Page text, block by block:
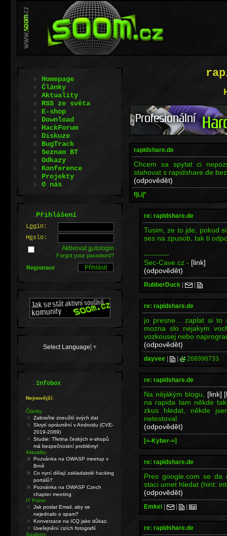
rapidshare.de
Chcem sa spytat ci
stahovat s rapidshare.de
(odpovědět)
f|Li|*
re: rapidshare.de
Tusim, ze to jde, pokud
ses na zpusob, tak ti
----------
Sec-Cave.cz - [link]
(odpovědět)
RubberDuck | |
re: rapidshare.de
jo presne... zaplat si to
mozna slo nejakym
vozkousej nebo
(odpovědět)
dayvee | | 268998733
re: rapidshare.de
Na nějákým blogu, [link]
na rapida tam někde
zkus hledat, někde
netestoval
(odpovědět)
[=-Kyber-=]
re: rapidshare.de
Pres google.com se da
staci umet hledat (hint:
(odpovědět)
Emkei | | |
re: rapidshare.de
Homepage
Články
Aktuality
RSS ze světa
E-shop
Download
HackForum
Diskuze
BugTrack
Seznam BT
Odkazy
Konference
Projekty
O nás
.Přihlášení
Login:
Heslo:
Aktivovatautologin
Forgot your password?
Registrace
Select Language ▼
.Infobox
Nejnovější:
Články:
Zabraňte zneužití svých dat
Skrytí oprávnění v Androidu (CVE-
2019-2089)
Studie: Třetina českých e-shopů
má bezpečnostní problémy!
Aktuality:
Pozvánka na OWASP meetup v
Brně
Co nyní dělají zakladatelé hacking
portálů?
Pozvánka na OWASP Czech
chapter meeting
IT Právo:
Jak poslat Email, aby se
nejednalo o spam?
Konverzace na ICQ jako důkaz.
Uveřejnění cizích fotografií
Soubory: